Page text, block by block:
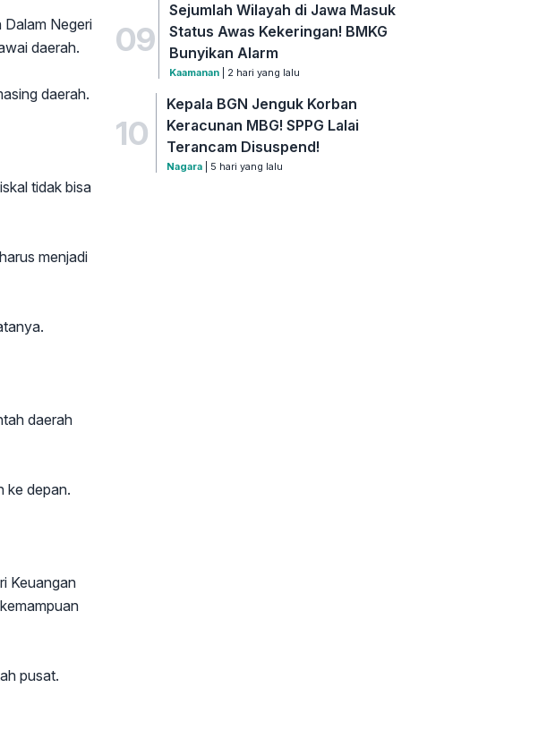
Dalam Negeri
daerah.
daerah.
tidak bisa
menjadi
daerah
ke depan.
Keuangan
pusat.
09
Sejumlah Wilayah di Jawa Masuk
Status Awas Kekeringan! BMKG
Bunyikan Alarm
Kaamanan | 2 hari yang lalu
10
Kepala BGN Jenguk Korban
Keracunan MBG! SPPG Lalai
Terancam Disuspend!
Nagara | 5 hari yang lalu